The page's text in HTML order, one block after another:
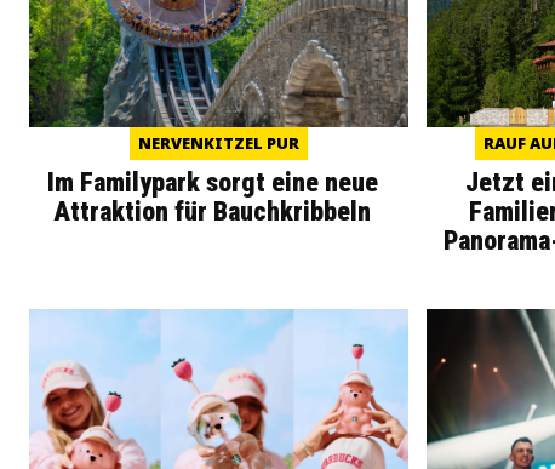
NERVENKITZEL PUR
Im Familypark sorgt eine neue
Attraktion für Bauchkribbeln
RAUF
Jetzt